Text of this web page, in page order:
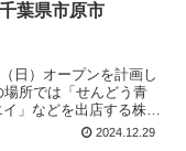
葉県市原市
日）オープンを計画し
所では「せんどう青
」などを出店する株式
平方メートル、駐車
2024.12.29